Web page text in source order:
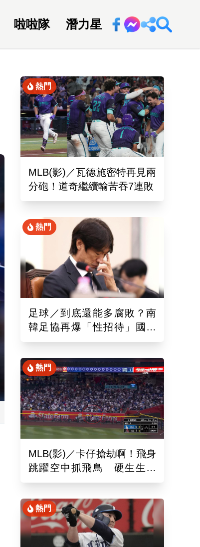
啦啦隊 潛力星 回新聞網
熱門
MLB(影)／瓦德施密特再見兩
分砲！道奇繼續輸苦吞7連敗
熱門
足球／到底還能多腐敗？南
韓足協再爆「性招待」國際
裁判！外媒痛批：丟臉丟到
熱門
MLB(影)／卡仔搶劫啊！飛身
跳躍空中抓飛鳥 硬生生沒
收艾德曼追平砲
熱門